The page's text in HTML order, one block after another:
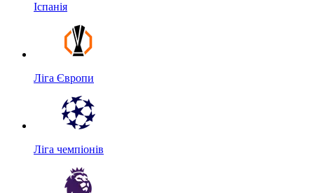
Іспанія
Ліга Європи
Ліга чемпіонів